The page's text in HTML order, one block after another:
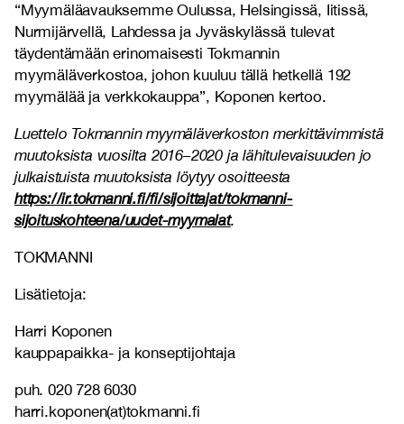
“Myymäläavauksemme Oulussa, Helsingissä, Iitissä,
Nurmijärvellä, Lahdessa ja Jyväskylässä tulevat
täydentämään erinomaisesti Tokmannin
myymäläverkostoa, johon kuuluu tällä hetkellä 192
myymälää ja verkkokauppa”, Koponen kertoo.
Luettelo Tokmannin myymäläverkoston merkittävimmistä
muutoksista vuosilta 2016–2020 ja lähitulevaisuuden jo
julkaistuista muutoksista löytyy osoitteesta
https://ir.tokmanni.fi/fi/sijoittajat/tokmanni-
sijoituskohteena/uudet-myymalat.
TOKMANNI
Lisätietoja:
Harri Koponen
kauppapaikka- ja konseptijohtaja
puh. 020 728 6030
harri.koponen(at)tokmanni.fi